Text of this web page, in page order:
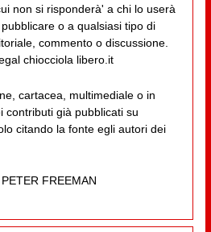
non si risponderà' a chi lo userà
o a qualsiasi tipo di
commento o discussione.
chiocciola libero.it
cartacea, multimediale o in
contributi già pubblicati su
citando la fonte egli autori dei
FREEMAN